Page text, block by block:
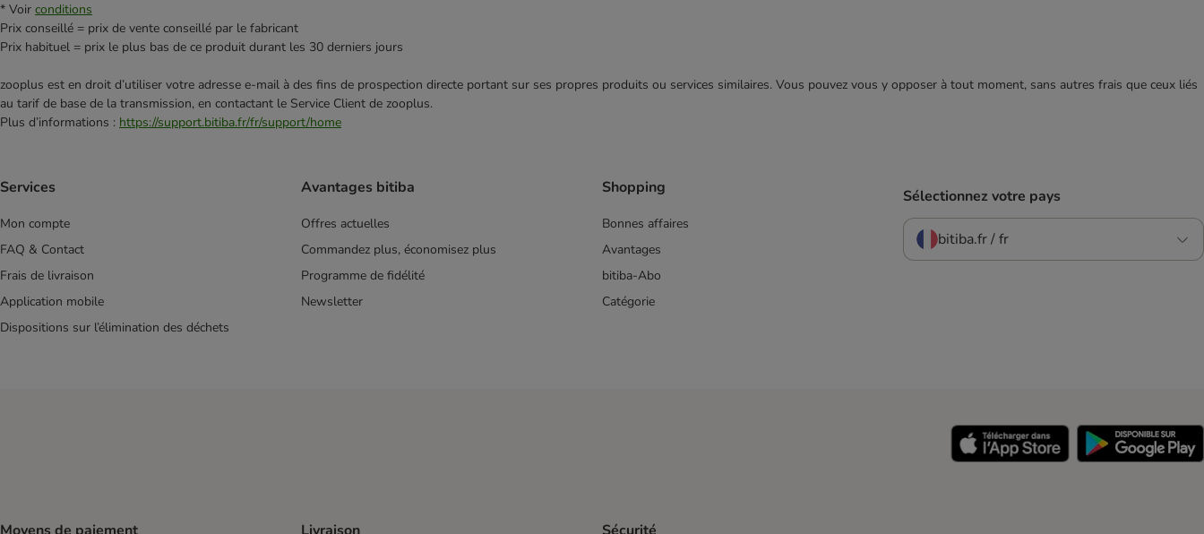
* Voir conditions
Prix conseillé = prix de vente conseillé par le fabricant
Prix habituel = prix le plus bas de ce produit durant les 30 derniers jours
zooplus est en droit d’utiliser votre adresse e‑mail à des fins de prospection directe portant sur ses propres produits ou services similaires. Vous pouvez vous y opposer à tout moment, sans autres frais que ceux liés
au tarif de base de la transmission, en contactant le Service Client de zooplus.
Plus d’informations : https://support.bitiba.fr/fr/support/home
Services
Mon compte
FAQ & Contact
Frais de livraison
Application mobile
Dispositions sur l’élimination des déchets
Avantages bitiba
Offres actuelles
Commandez plus, économisez plus
Programme de fidélité
Newsletter
Shopping
Bonnes affaires
Avantages
bitiba-Abo
Catégorie
Sélectionnez votre pays
bitiba.fr / fr
Moyens de paiement Livraison Sécurité